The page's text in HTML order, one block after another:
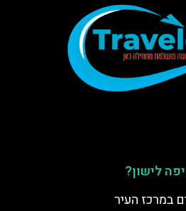
לישון?
במרכז העיר